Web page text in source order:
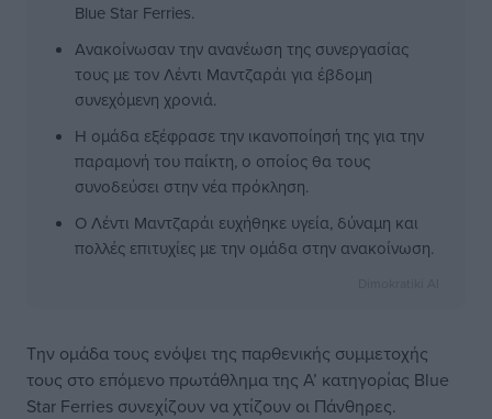
Blue Star Ferries.
Ανακοίνωσαν την ανανέωση της συνεργασίας
τους με τον Λέντι Μαντζαράι για έβδομη
συνεχόμενη χρονιά.
Η ομάδα εξέφρασε την ικανοποίησή της για την
παραμονή του παίκτη, ο οποίος θα τους
συνοδεύσει στην νέα πρόκληση.
Ο Λέντι Μαντζαράι ευχήθηκε υγεία, δύναμη και
πολλές επιτυχίες με την ομάδα στην ανακοίνωση.
Την ομάδα τους ενόψει της παρθενικής συμμετοχής
τους στο επόμενο πρωτάθλημα της Α’ κατηγορίας Blue
Star Ferries συνεχίζουν να χτίζουν οι Πάνθηρες.